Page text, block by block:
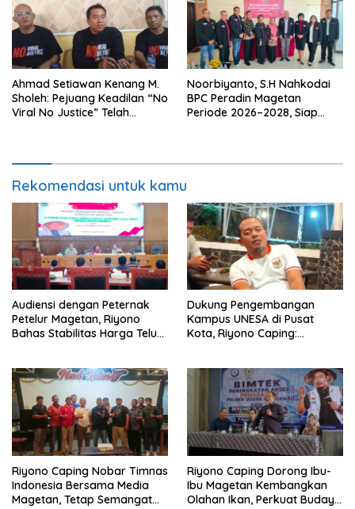
Ahmad Setiawan Kenang M.
Sholeh: Pejuang Keadilan “No
Viral No Justice” Telah
Noorbiyanto, S.H Nahkodai
BPC Peradin Magetan
Periode 2026–2028, Siap
Rekomendasi untuk kamu
Audiensi dengan Peternak
Petelur Magetan, Riyono
Bahas Stabilitas Harga Telur
Dukung Pengembangan
Kampus UNESA di Pusat
Kota, Riyono Caping:
Riyono Caping Nobar Timnas
Indonesia Bersama Media
Magetan, Tetap Semangat
Riyono Caping Dorong Ibu-
Ibu Magetan Kembangkan
Olahan Ikan, Perkuat Budaya